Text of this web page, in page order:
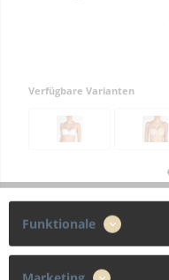
Verfügbare Varianten
Funktionale